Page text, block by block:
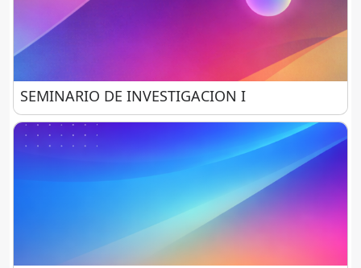
SEMINARIO DE INVESTIGACION I
SEMINARIO DE INVESTIGACION I